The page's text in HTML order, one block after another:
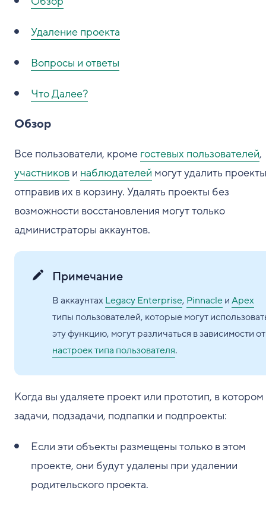
Удаление проекта
Вопросы и ответы
Что Далее?
Обзор
Все пользователи, кроме гостевых пользователей,
участников и наблюдателей могут удалить
отправив их в корзину. Удалять проекты без
возможности восстановления могут только
администраторы аккаунтов.
Примечание
В аккаунтахLegacy Enterprise, PinnacleиApex
типы пользователей, которые могут
эту функцию, могут различаться в зависимости от
настроек типа пользователя.
Когда вы удаляете проект или прототип, в котором
задачи, подзадачи, подпапки и подпроекты:
Если эти объекты размещены только в этом
проекте, они будут удалены при удалении
родительского проекта.